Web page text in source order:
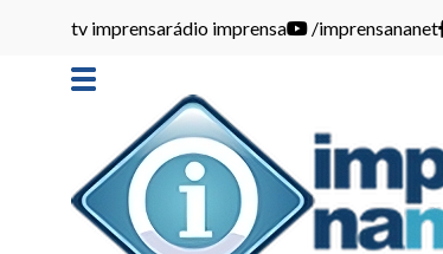
tv imprensarádio imprensa /imprensananet